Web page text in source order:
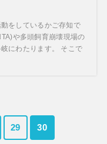
をしているかご存知で
や多頭飼育崩壊現場の
にわたります。 そこで
29 30